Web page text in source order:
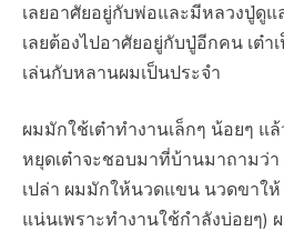
เลยอาศัยอยู่กับพ่อและมีหลวงปู่ดู
เลยต้องไปอาศัยอยู่กับปู่อีกคน เต๋
เล่นกับหลานผมเป็นประจำ
ผมมักใช้เต๋าทำงานเล็กๆ น้อยๆ แ
หยุดเต๋าจะชอบมาที่บ้านมาถามว่
เปล่า ผมมักให้นวดแขน นวดขาให้
แน่นเพราะทำงานใช้กำลังบ่อยๆ)